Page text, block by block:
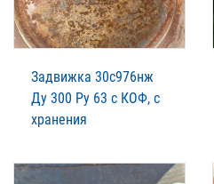
Задвижка 30с976нж
Ду 300 Ру 63 с КОФ, с
хранения